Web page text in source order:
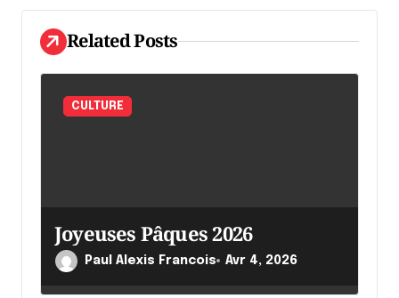
d
e
l
i
c
l
Related Posts
CULTURE
Joyeuses Pâques 2026
Paul Alexis Francois Avr 4, 2026